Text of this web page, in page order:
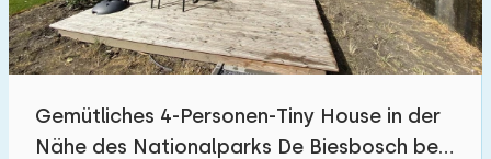
Gemütliches 4-Personen-Tiny House in der
Nähe des Nationalparks De Biesbosch bei